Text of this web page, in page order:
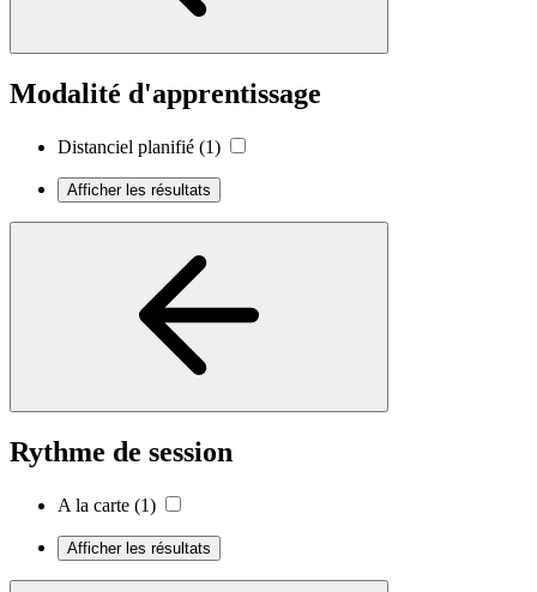
Modalité d'apprentissage
Distanciel planifié (1)
Afficher les résultats
Rythme de session
A la carte (1)
Afficher les résultats